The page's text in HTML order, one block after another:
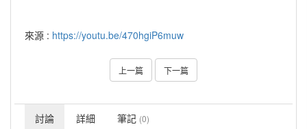
來源 : https://youtu.be/470hgiP6muw
上一篇 下一篇
討論 詳細 筆記 (0)